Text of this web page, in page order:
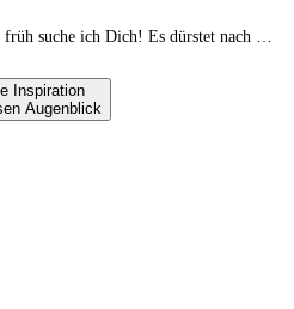
suche ich Dich! Es dürstet nach …
Inspiration
Augenblick